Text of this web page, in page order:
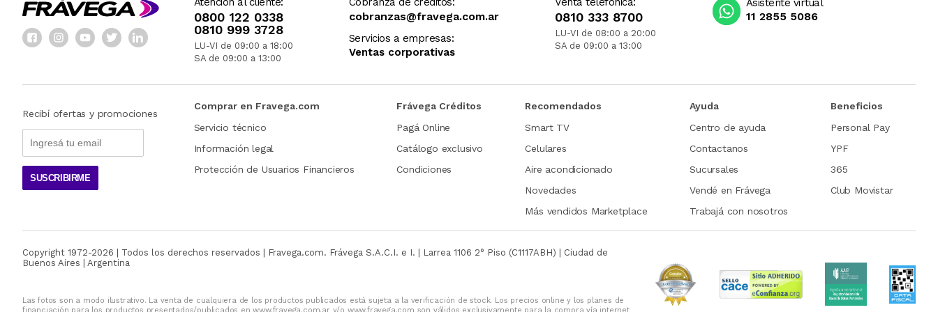
0800 122 0338
0810 999 3728
LU-VI de 09:00 a 18:00
SA de 09:00 a 13:00
cobranzas@fravega.com.ar
Servicios a empresas:
Ventas corporativas
0810 333 8700
LU-VI de 08:00 a 20:00
SA de 09:00 a 13:00
Asistente virtual
11 2855 5086
Recibí ofertas y promociones
SUSCRIBIRME
Comprar en Fravega.com
Servicio técnico
Información legal
Protección de Usuarios Financieros
Frávega Créditos
Pagá Online
Catálogo exclusivo
Condiciones
Recomendados
Smart TV
Celulares
Aire acondicionado
Novedades
Más vendidos Marketplace
Ayuda
Centro de ayuda
Contactanos
Sucursales
Vendé en Frávega
Trabajá con nosotros
Beneficios
Personal Pay
YPF
365
Club Movistar
Copyright 1972-2026 | Todos los derechos reservados | Fravega.com. Frávega S.A.C.I. e I. | Larrea 1106 2° Piso (C1117ABH) | Ciudad de
Buenos Aires | Argentina
Las fotos son a modo ilustrativo. La venta de cualquiera de los productos publicados está sujeta a la verificación de stock. Los precios online y los planes de